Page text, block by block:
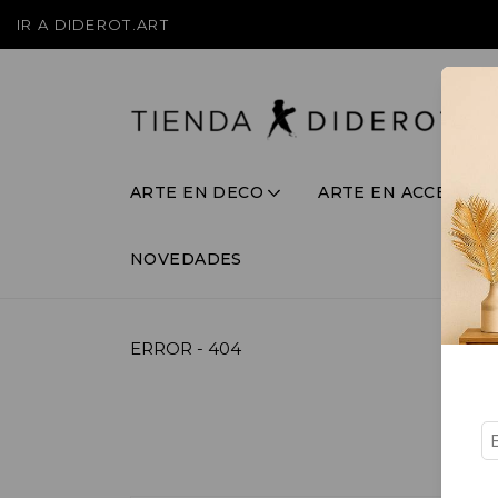
IR A DIDEROT.ART
ARTE EN DECO ARTE EN
NOVEDADES
ERROR - 404